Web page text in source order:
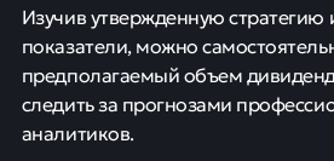
Изучив утвержденную
показатели, можно
предполагаемый объем
следить за прогнозами
аналитиков.